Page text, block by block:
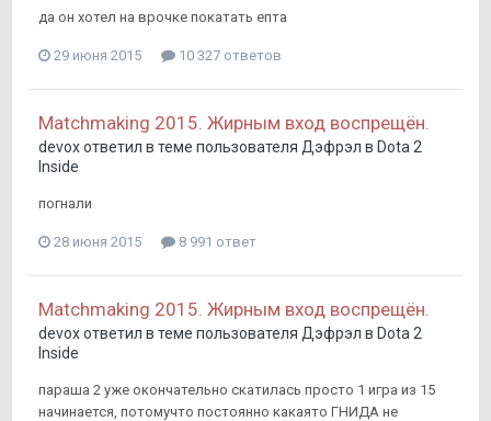
да он хотел на врочке покатать епта
29 июня 2015 10 327 ответов
Matchmaking 2015. Жирным вход воспрещён.
devoxответил в теме пользователя Дэфрэл в Dota 2
Inside
погнали
28 июня 2015 8 991 ответ
Matchmaking 2015. Жирным вход воспрещён.
devoxответил в теме пользователя Дэфрэл в Dota 2
Inside
параша 2 уже окончательно скатилась просто 1 игра из 15
начинается, потомучто постоянно какаято ГНИДА не